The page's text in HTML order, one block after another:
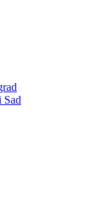
Sad